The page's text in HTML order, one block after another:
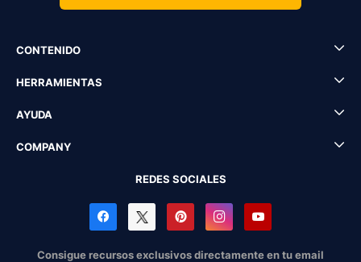
CONTENIDO
HERRAMIENTAS
AYUDA
COMPANY
REDES SOCIALES
Consigue recursos exclusivos directamente en tu email